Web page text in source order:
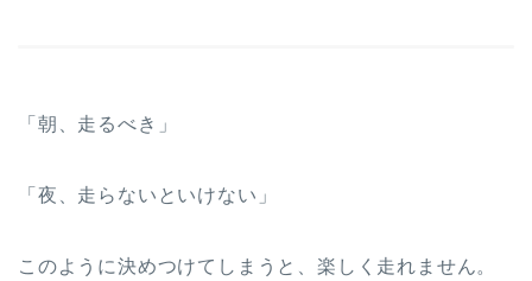
「朝、走るべき」
「夜、走らないといけない」
このように決めつけてしまうと、楽しく走れません。